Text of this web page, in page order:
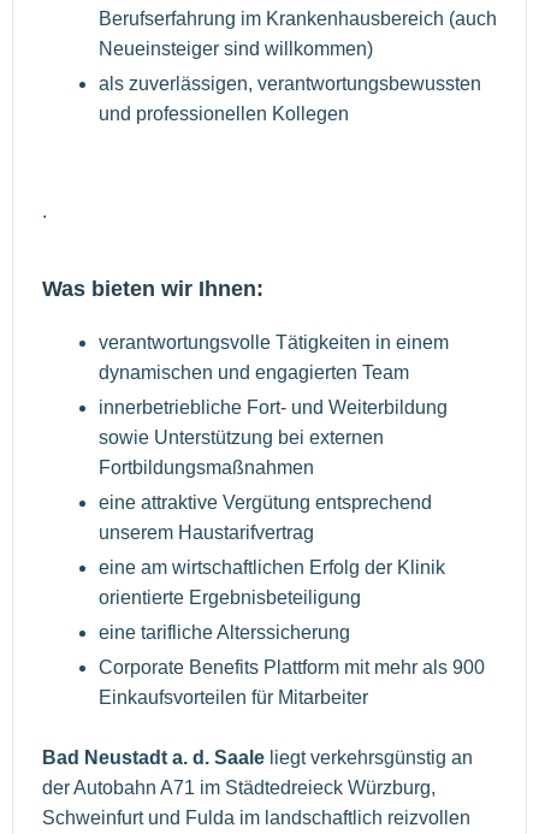
Berufserfahrung im Krankenhausbereich (auch
Neueinsteiger sind willkommen)
als zuverlässigen, verantwortungsbewussten
und professionellen Kollegen
.
Was bieten wir Ihnen:
verantwortungsvolle Tätigkeiten in einem
dynamischen und engagierten Team
innerbetriebliche Fort- und Weiterbildung
sowie Unterstützung bei externen
Fortbildungsmaßnahmen
eine attraktive Vergütung entsprechend
unserem Haustarifvertrag
eine am wirtschaftlichen Erfolg der Klinik
orientierte Ergebnisbeteiligung
eine tarifliche Alterssicherung
Corporate Benefits Plattform mit mehr als 900
Einkaufsvorteilen für Mitarbeiter
Bad Neustadt a. d. Saale liegt verkehrsgünstig an
der Autobahn A71 im Städtedreieck Würzburg,
Schweinfurt und Fulda im landschaftlich reizvollen